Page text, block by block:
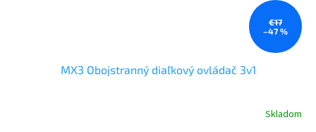
€17
–47 %
MX3 Obojstranný diaľkový ovládač 3v1
Skladom